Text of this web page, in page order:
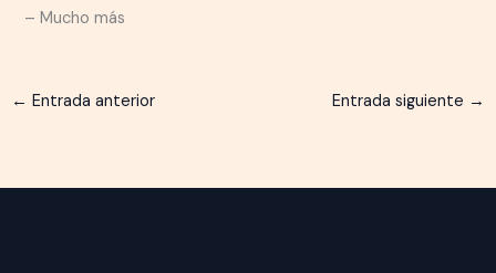
– Mucho más
← Entrada anterior Entrada siguiente →